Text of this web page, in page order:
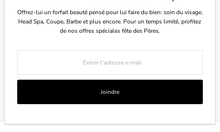
Commerce Électronique Propulsé Par
Shopify
Offrez-lui un forfait beauté pensé pour lui faire du bien: soin du visage,
Head Spa, Coupe, Barbe et plus encore. Pour un temps limité, profitez
de nos offres spéciales fête des Pères.
e-
mail
Joindre